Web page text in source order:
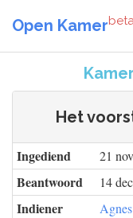
Open Kamer
Het
Ingediend 21
Beantwoord 14
Indiener